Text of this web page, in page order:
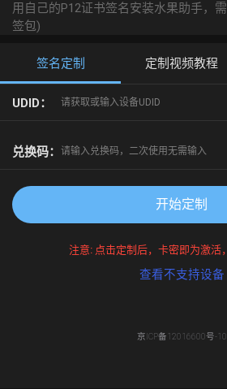
用自己的P12证书签名安装水果助手，
签包)
签名定制 定制视频教程
UDID：
兑换码：
开始定制
注意: 点击定制后，卡密即为激活
查看不支持设备
京ICP备12016600号-10